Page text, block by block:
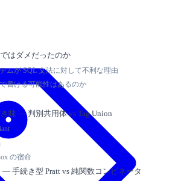
はダメだったのか
ムが SQL 文法に対して不利な理由
で書ける可能性はあるのか
味 — 判別共用体 vs Tag Union
の宿命
— 手続き型 Pratt vs 純関数コンビネータ